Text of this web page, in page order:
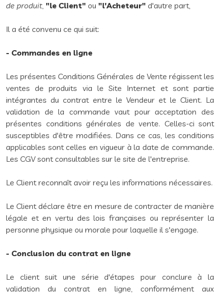
de produit, "le Client" ou "l'Acheteur" d'autre part,
Il a été convenu ce qui suit:
- Commandes en ligne
Les présentes Conditions Générales de Vente régissent les
ventes de produits via le Site Internet et sont partie
intégrantes du contrat entre le Vendeur et le Client. La
validation de la commande vaut pour acceptation des
présentes conditions générales de vente. Celles-ci sont
susceptibles d'être modifiées. Dans ce cas, les conditions
applicables sont celles en vigueur à la date de commande.
Les CGV sont consultables sur le site de l'entreprise.
Le Client reconnaît avoir reçu les informations nécessaires.
Le Client déclare être en mesure de contracter de manière
légale et en vertu des lois françaises ou représenter la
personne physique ou morale pour laquelle il s'engage.
- Conclusion du contrat en ligne
Le client suit une série d'étapes pour conclure à la
validation du contrat en ligne, conformément aux